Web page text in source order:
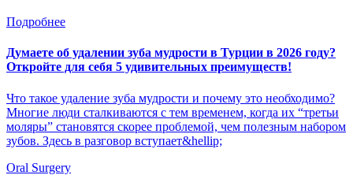
Подробнее
Думаете об удалении зуба мудрости в Турции в 2026 году?
Откройте для себя 5 удивительных преимуществ!
Что такое удаление зуба мудрости и почему это необходимо?
Многие люди сталкиваются с тем временем, когда их “третьи
моляры” становятся скорее проблемой, чем полезным набором
зубов. Здесь в разговор вступает&hellip;
Oral Surgery